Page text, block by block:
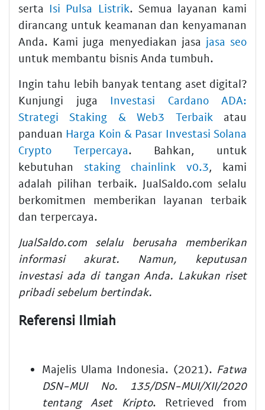
serta Isi Pulsa Listrik. Semua layanan kami
dirancang untuk keamanan dan kenyamanan
Anda. Kami juga menyediakan jasa jasa seo
untuk membantu bisnis Anda tumbuh.
Ingin tahu lebih banyak tentang aset digital?
Kunjungi juga Investasi Cardano ADA:
Strategi Staking & Web3 Terbaikatau
panduan Harga Koin & Pasar Investasi Solana
Crypto Terpercaya. Bahkan, untuk
kebutuhan staking chainlink v0.3, kami
adalah pilihan terbaik. JualSaldo.com selalu
berkomitmen memberikan layanan terbaik
dan terpercaya.
JualSaldo.com selalu berusaha memberikan
informasi akurat. Namun, keputusan
investasi ada di tangan Anda. Lakukan riset
pribadi sebelum bertindak.
Referensi Ilmiah
Majelis Ulama Indonesia. (2021). Fatwa
DSN-MUI No. 135/DSN-MUI/XII/2020
tentang Aset Kripto. Retrieved from